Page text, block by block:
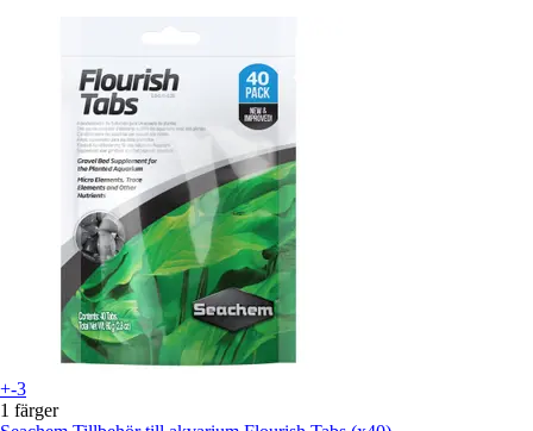
+-3
1 färger